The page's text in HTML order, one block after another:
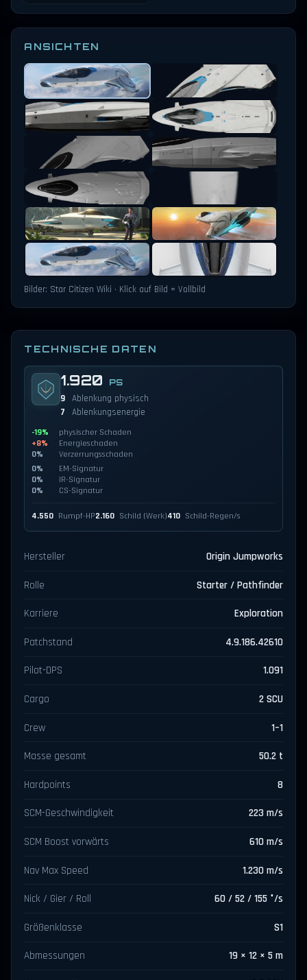
ANSICHTEN
Bilder: Star Citizen Wiki · Klick auf Bild = Vollbild
TECHNISCHE DATEN
1.920 PS
9 Ablenkung physisch
7
Ablenkungsenergie
-19%
physischer Schaden
+8%
Energieschaden
0%
Verzerrungsschaden
0%
EM-Signatur
0%
IR-Signatur
0%
CS-Signatur
4.550 Rumpf-HP2.160 Schild (Werk)410 Schild-Regen/s
Hersteller Origin Jumpworks
Rolle Starter / Pathfinder
Karriere Exploration
Patchstand 4.9.186.42610
Pilot-DPS 1.091
Cargo 2 SCU
Crew 1–1
Masse gesamt 50.2 t
Hardpoints 8
SCM-Geschwindigkeit 223 m/s
SCM Boost vorwärts 610 m/s
Nav Max Speed 1.230 m/s
Nick / Gier / Roll 60 / 52 / 155 °/s
Größenklasse S1
Abmessungen 19 × 12 × 5 m